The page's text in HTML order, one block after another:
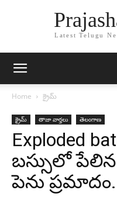
Latest Telugu
Home క్రైమ్
క్రైమ్ తాజా వార్తలు తెలంగాణ
Exploded
బస్సులో
పెను